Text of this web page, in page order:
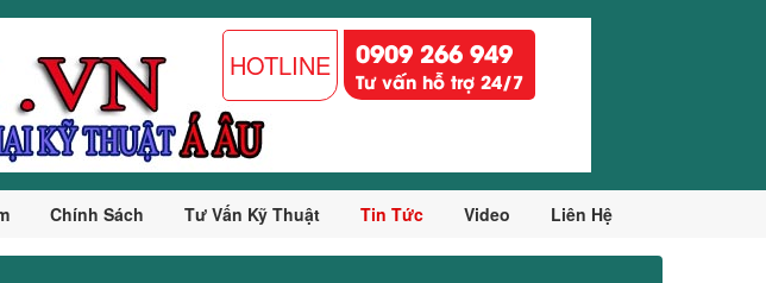
HOTLINE 0909 266 949
Tư vấn hỗ trợ 24/7
Chính Sách Tư Vấn Kỹ Thuật Tin Tức Video Liên Hệ